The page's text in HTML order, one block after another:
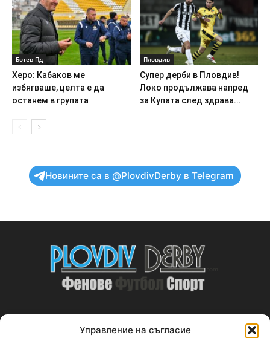
Управление на съгласие
Ботев Пд
Херо: Кабаков ме
избягваше, целта е да
останем в групата
Пловдив
Супер дерби в Пловдив!
Локо продължава напред
за Купата след здрава...
Новините са в @PlovdivDerby в Telegram